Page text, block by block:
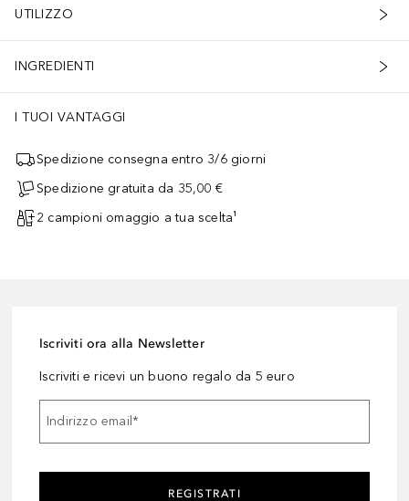
UTILIZZO
INGREDIENTI
I TUOI VANTAGGI
Spedizione consegna entro 3/6 giorni
Spedizione gratuita da 35,00 €
2 campioni omaggio a tua scelta¹
Iscriviti ora alla Newsletter
Iscriviti e ricevi un buono regalo da 5 euro
Indirizzo email*
REGISTRATI